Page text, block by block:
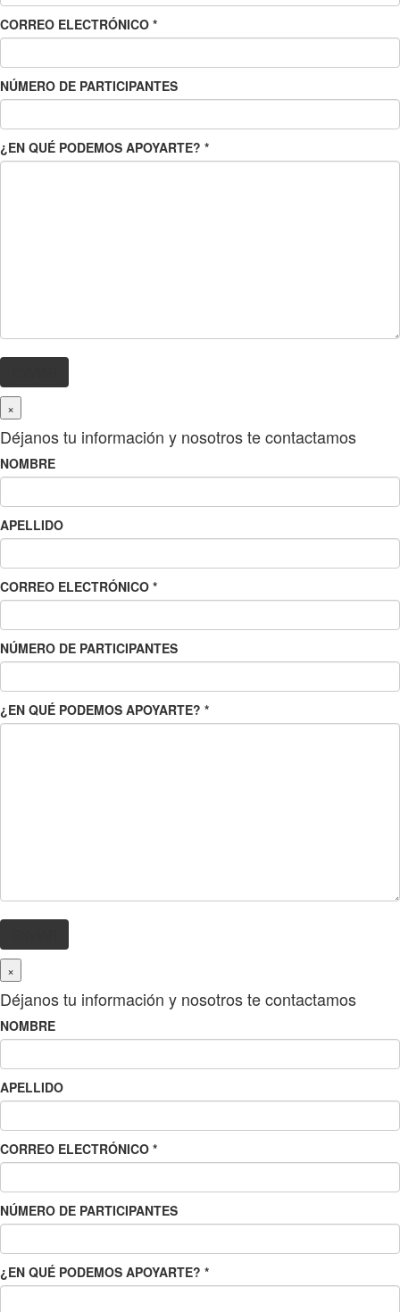
CORREO ELECTRÓNICO *
NÚMERO DE PARTICIPANTES
¿EN QUÉ PODEMOS APOYARTE? *
×
Déjanos tu información y nosotros te contactamos
NOMBRE
APELLIDO
CORREO ELECTRÓNICO *
NÚMERO DE PARTICIPANTES
¿EN QUÉ PODEMOS APOYARTE? *
×
Déjanos tu información y nosotros te contactamos
NOMBRE
APELLIDO
CORREO ELECTRÓNICO *
NÚMERO DE PARTICIPANTES
¿EN QUÉ PODEMOS APOYARTE? *